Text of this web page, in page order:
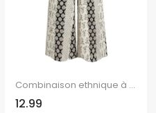
Combinaison ethnique à rayures damassées, épaules dénudées et jambes larges
12.99